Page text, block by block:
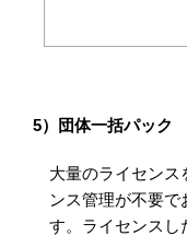
5）団体一括パック
大量のライセンス
ンス管理が不要
す。ライセンスし